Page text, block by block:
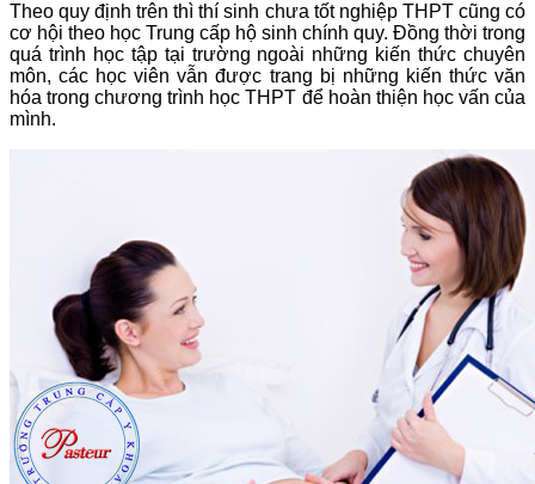
Theo quy định trên thì thí sinh chưa tốt nghiệp THPT cũng có
cơ hội theo học Trung cấp hộ sinh chính quy. Đồng thời trong
quá trình học tập tại trường ngoài những kiến thức chuyên
môn, các học viên vẫn được trang bị những kiến thức văn
hóa trong chương trình học THPT để hoàn thiện học vấn của
mình.